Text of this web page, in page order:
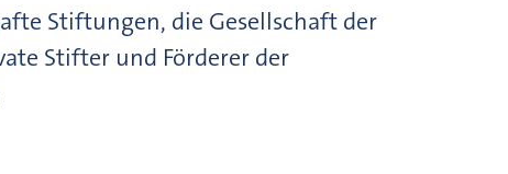
Stiftungen, die Gesellschaft der
Stifter und Förderer der